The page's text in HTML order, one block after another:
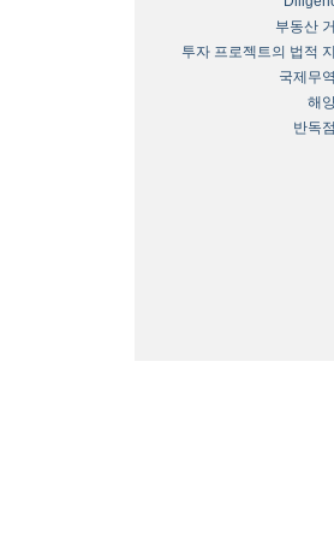
부동산
투자 프로젝트의 법적
국제무
해
반독